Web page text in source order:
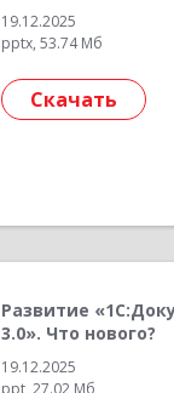
19.12.2025
pptx, 53.74 Мб
Скачать
Развитие
3.0». Что нового?
19.12.2025
ppt, 27.02 Мб